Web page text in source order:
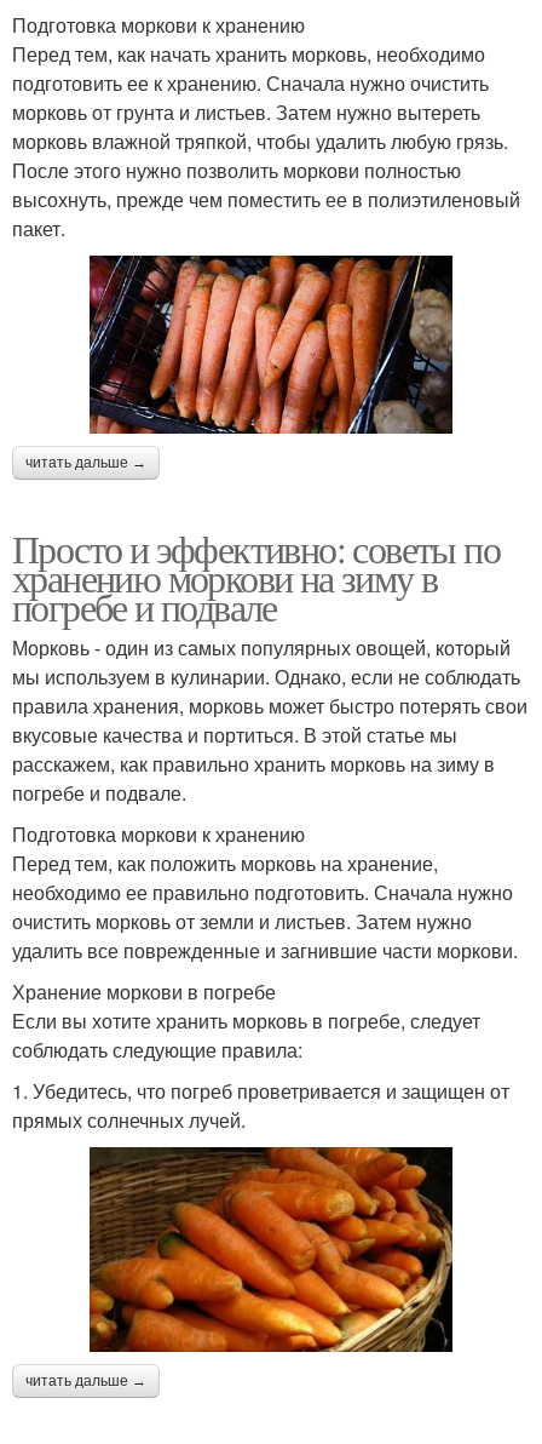
Подготовка моркови к хранению
Перед тем, как начать хранить морковь, необходимо
подготовить ее к хранению. Сначала нужно очистить
морковь от грунта и листьев. Затем нужно вытереть
морковь влажной тряпкой, чтобы удалить любую грязь.
После этого нужно позволить моркови полностью
высохнуть, прежде чем поместить ее в полиэтиленовый
пакет.
читать дальше →
Просто и эффективно: советы по
хранению моркови на зиму в
погребе и подвале
Морковь - один из самых популярных овощей, который
мы используем в кулинарии. Однако, если не соблюдать
правила хранения, морковь может быстро потерять свои
вкусовые качества и портиться. В этой статье мы
расскажем, как правильно хранить морковь на зиму в
погребе и подвале.
Подготовка моркови к хранению
Перед тем, как положить морковь на хранение,
необходимо ее правильно подготовить. Сначала нужно
очистить морковь от земли и листьев. Затем нужно
удалить все поврежденные и загнившие части моркови.
Хранение моркови в погребе
Если вы хотите хранить морковь в погребе, следует
соблюдать следующие правила:
1. Убедитесь, что погреб проветривается и защищен от
прямых солнечных лучей.
читать дальше →